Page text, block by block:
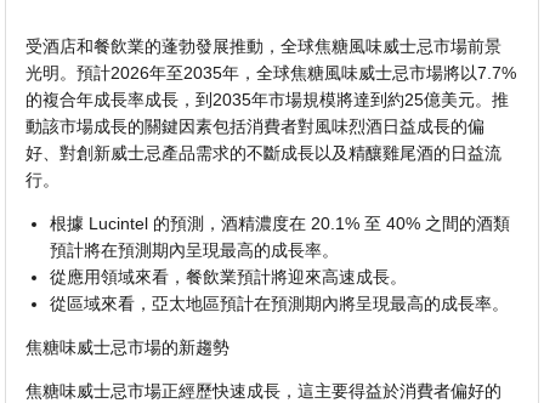
受酒店和餐飲業的蓬勃發展推動，全球焦糖風味威士忌市場前景
光明。預計2026年至2035年，全球焦糖風味威士忌市場將以7.7%
的複合年成長率成長，到2035年市場規模將達到約25億美元。推
動該市場成長的關鍵因素包括消費者對風味烈酒日益成長的偏
好、對創新威士忌產品需求的不斷成長以及精釀雞尾酒的日益流
行。
根據 Lucintel 的預測，酒精濃度在 20.1% 至 40% 之間的酒類
預計將在預測期內呈現最高的成長率。
從應用領域來看，餐飲業預計將迎來高速成長。
從區域來看，亞太地區預計在預測期內將呈現最高的成長率。
焦糖味威士忌市場的新趨勢
焦糖味威士忌市場正經歷快速成長，這主要得益於消費者偏好的